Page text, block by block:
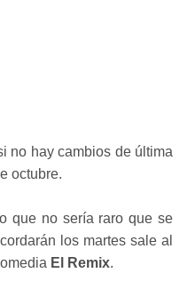
no hay cambios de última
octubre.
que no sería raro que se
los martes sale al
El Remix.